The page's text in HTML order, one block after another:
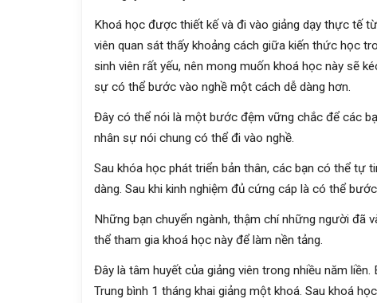
Khoá học được thiết kế và đi vào giảng dạy thực tế
viên quan sát thấy khoảng cách giữa kiến thức học
sinh viên rất yếu, nên mong muốn khoá học này sẽ
sự có thể bước vào nghề một cách dễ dàng hơn.
Đây có thể nói là một bước đệm vững chắc để các
nhân sự nói chung có thể đi vào nghề.
Sau khóa học phát triển bản thân, các bạn có thể tự
dàng. Sau khi kinh nghiệm đủ cứng cáp là có thể
Những bạn chuyển ngành, thậm chí những người đã
thể tham gia khoá học này để làm nền tảng.
Đây là tâm huyết của giảng viên trong nhiều năm
Trung bình 1 tháng khai giảng một khoá. Sau khoá